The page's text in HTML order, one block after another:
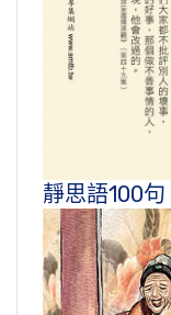
靜思語100句